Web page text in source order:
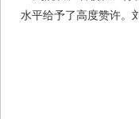
水平给予了高度赞许。